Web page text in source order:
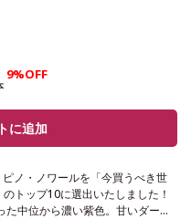
9%OFF
に追加
ノ・ノワールを「今買うべき世
トップ10に選出いたしました！
た中位から濃い紫色。甘いダーク